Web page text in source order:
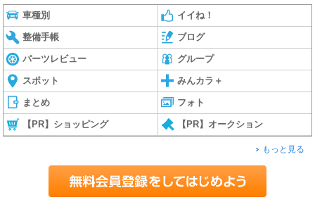
車種別 イイね！
整備手帳 ブログ
パーツレビュー グループ
スポット みんカラ＋
まとめ フォト
【PR】ショッピング 【PR】オークション
もっと見る